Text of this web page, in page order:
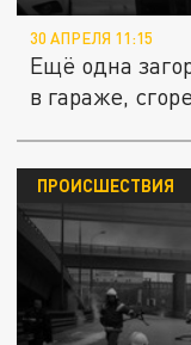
30 АПРЕЛЯ 11:15
Ещё одна
в гараже,
ПРОИСШЕСТВИЯ